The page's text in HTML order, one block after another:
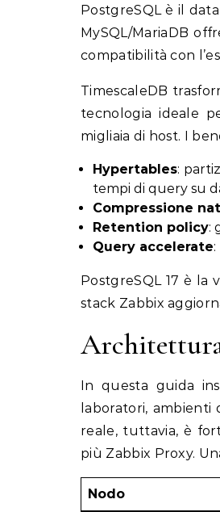
PostgreSQL è il
MySQL/MariaDB
compatibilità con
TimescaleDB
tecnologia ideale
migliaia di host. I
Hypertables:
tempi di query su
Compressione
Retention policy:
Query accelerate
PostgreSQL 17 è
stack Zabbix
In questa guida
laboratori,
reale, tuttavia, è
più Zabbix Proxy.
Nodo